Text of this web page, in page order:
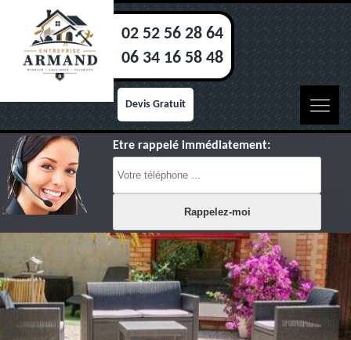
02 52 56 28 64
06 34 16 58 48
Devis Gratuit
Etre rappelé immédiatement: